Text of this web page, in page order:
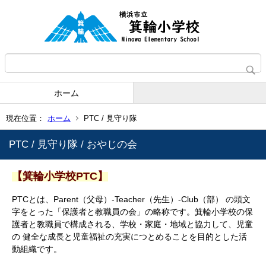
ホーム
現在位置： ホーム PTC / 見守り隊
PTC / 見守り隊 / おやじの会
【箕輪小学校PTC】
PTCとは、Parent（父母）-Teacher（先生）-Club（部） の頭文
字をとった「保護者と教職員の会」の略称です。箕輪小学校の保
護者と教職員で構成される、学校・家庭・地域と協力して、児童
の 健全な成長と児童福祉の充実につとめることを目的とした活
動組織です。